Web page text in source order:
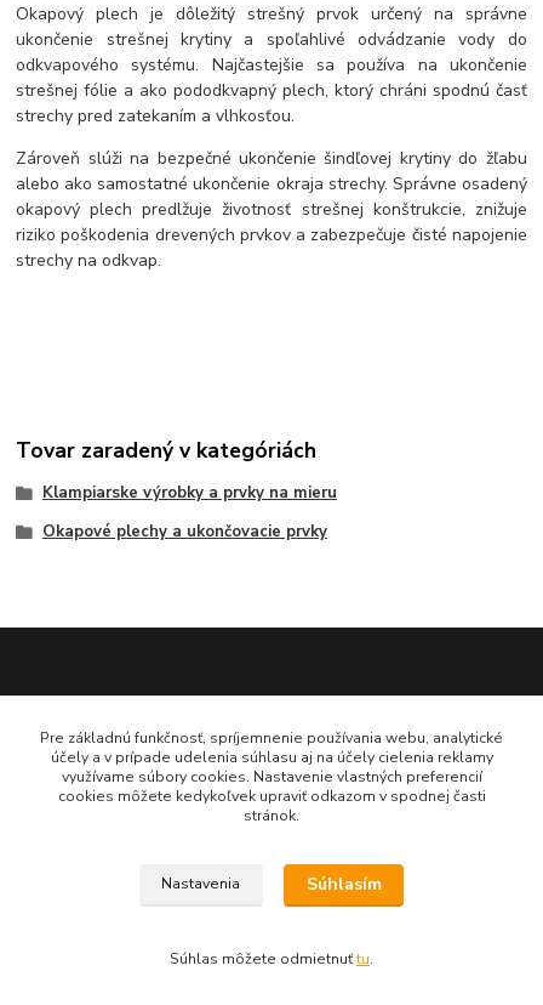
Okapový plech je dôležitý strešný prvok určený na správne
ukončenie strešnej krytiny a spoľahlivé odvádzanie vody do
odkvapového systému. Najčastejšie sa používa na ukončenie
strešnej fólie a ako pododkvapný plech, ktorý chráni spodnú časť
strechy pred zatekaním a vlhkosťou.
Zároveň slúži na bezpečné ukončenie šindľovej krytiny do žľabu
alebo ako samostatné ukončenie okraja strechy. Správne osadený
okapový plech predlžuje životnosť strešnej konštrukcie, znižuje
riziko poškodenia drevených prvkov a zabezpečuje čisté napojenie
strechy na odkvap.
Tovar zaradený v kategóriách
Klampiarske výrobky a prvky na mieru
Okapové plechy a ukončovacie prvky
0948 484 313
Po-Pia 7:30-16:00 hod
doplnkykstrecham@gmail.com
Vytvorené na Eshop-rychlo.sk
Pre základnú funkčnosť, spríjemnenie používania webu, analytické
účely a v prípade udelenia súhlasu aj na účely cielenia reklamy
využívame súbory cookies. Nastavenie vlastných preferencií
cookies môžete kedykoľvek upraviť odkazom v spodnej časti
stránok.
Nastavenia Súhlasím
Súhlas môžete odmietnuťtu.